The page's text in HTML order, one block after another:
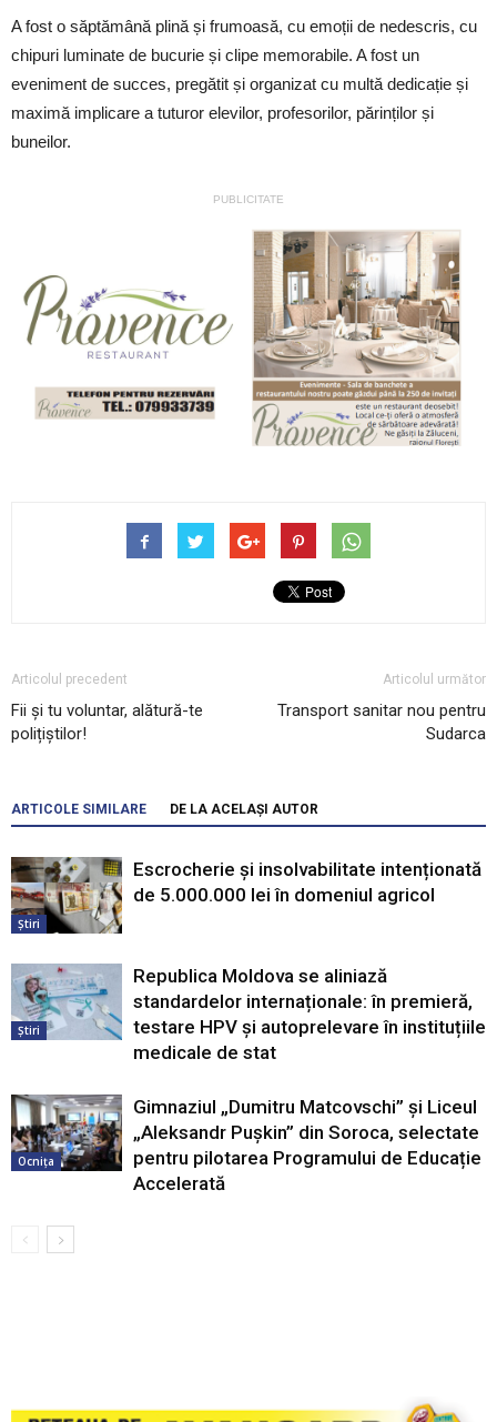
A fost o săptămână plină și frumoasă, cu emoții de nedescris, cu
chipuri luminate de bucurie și clipe memorabile. A fost un
eveniment de succes, pregătit și organizat cu multă dedicație și
maximă implicare a tuturor elevilor, profesorilor, părinților și
buneilor.
PUBLICITATE
Articolul precedent
Fii și tu voluntar, alătură-te
polițiștilor!
Articolul următor
Transport sanitar nou pentru
Sudarca
ARTICOLE SIMILARE DE LA ACELAȘI AUTOR
Știri
Escrocherie și insolvabilitate intenționată
de 5.000.000 lei în domeniul agricol
Știri
Republica Moldova se aliniază
standardelor internaționale: în premieră,
testare HPV și autoprelevare în instituțiile
medicale de stat
Ocnița
Gimnaziul „Dumitru Matcovschi” și Liceul
„Aleksandr Pușkin” din Soroca, selectate
pentru pilotarea Programului de Educație
Accelerată